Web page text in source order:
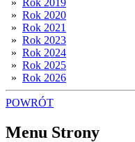
» Rok 2019
» Rok 2020
» Rok 2021
» Rok 2023
» Rok 2024
» Rok 2025
» Rok 2026
POWRÓT
Menu Strony